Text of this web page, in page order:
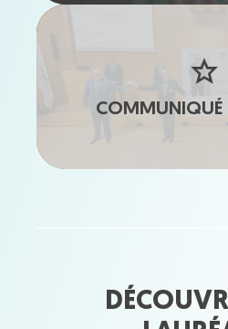
COMMUNIQUÉ